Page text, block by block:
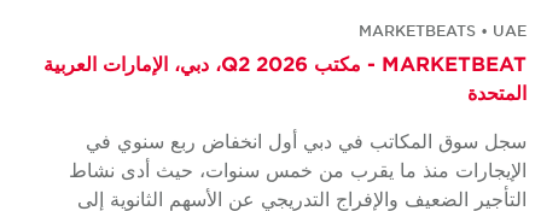
MARKETBEATS • UAE
MARKETBEAT - مكتب Q2 2026، دبي، الإمارات العربية
المتحدة
سجل سوق المكاتب في دبي أول انخفاض ربع سنوي في
الإيجارات منذ ما يقرب من خمس سنوات، حيث أدى نشاط
التأجير الضعيف والإفراج التدريجي عن الأسهم الثانوية إلى